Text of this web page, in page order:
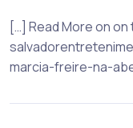
[…] Read More on
marcia-freire-na-